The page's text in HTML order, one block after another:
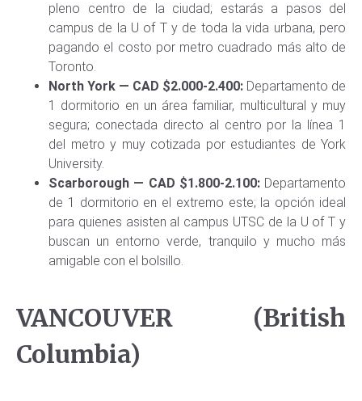
pleno centro de la ciudad; estarás a pasos del
campus de la U of T y de toda la vida urbana, pero
pagando el costo por metro cuadrado más alto de
Toronto.
North York — CAD $2.000-2.400: Departamento de
1 dormitorio en un área familiar, multicultural y muy
segura; conectada directo al centro por la línea 1
del metro y muy cotizada por estudiantes de York
University.
Scarborough — CAD $1.800-2.100:Departamento
de 1 dormitorio en el extremo este; la opción ideal
para quienes asisten al campus UTSC de la U of T y
buscan un entorno verde, tranquilo y mucho más
amigable con el bolsillo.
VANCOUVER (British
Columbia)